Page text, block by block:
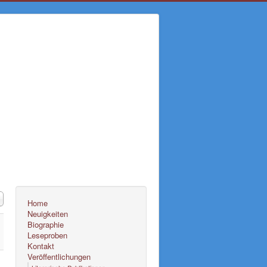
Home
Neuigkeiten
Biographie
Leseproben
Kontakt
Veröffentlichungen